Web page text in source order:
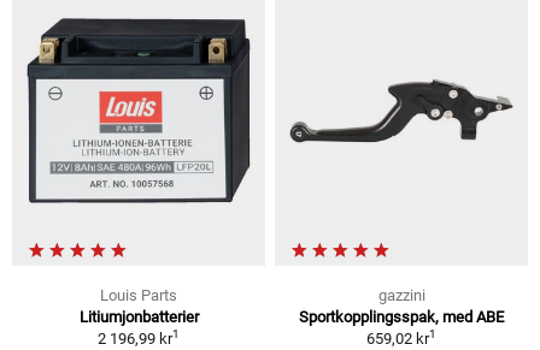
Louis Parts
Litiumjonbatterier
2 196,99 kr1
gazzini
Sportkopplingsspak, med ABE
659,02 kr1